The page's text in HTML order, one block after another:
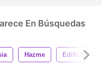
En Búsquedas
Hazme Edificio